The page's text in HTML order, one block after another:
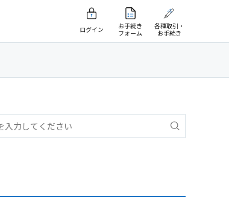
ログイン
お手続き
フォーム
各種取引・
お手続き